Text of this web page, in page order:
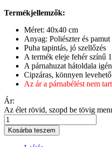
Termékjellemzők:
Méret: 40x40 cm
Anyag: Poliészter és
Puha tapintás, jó szellőzés
A termék eleje fehér színű
A párnahuzat hátoldala
Cipzáras, könnyen
Az ár a párnabélést nem
Ár:
Az élet rövid, szopd be tövig
Kosárba teszem